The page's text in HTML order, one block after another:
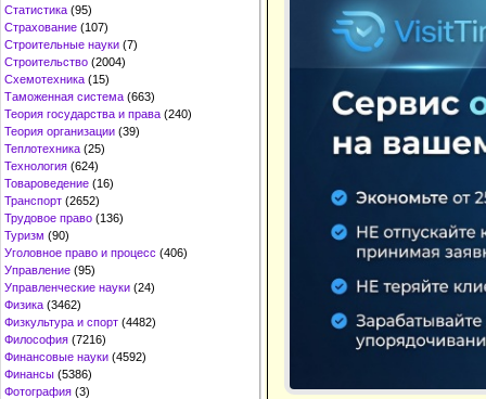
Статистика (95)
Страхование (107)
Строительные науки (7)
Строительство (2004)
Схемотехника (15)
Таможенная система (663)
Теория государства и права (240)
Теория организации (39)
Теплотехника (25)
Технология (624)
Товароведение (16)
Транспорт (2652)
Трудовое право (136)
Туризм (90)
Уголовное право и процесс (406)
Управление (95)
Управленческие науки (24)
Физика (3462)
Физкультура и спорт (4482)
Философия (7216)
Финансовые науки (4592)
Финансы (5386)
Фотография (3)